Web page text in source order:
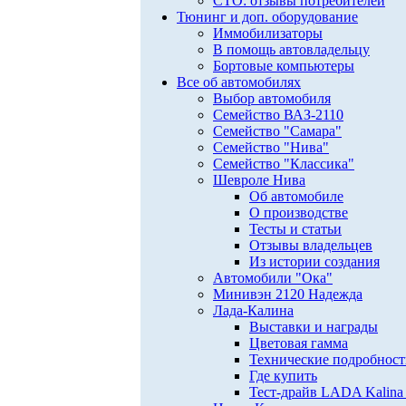
Тюнинг и доп. оборудование
Иммобилизаторы
В помощь автовладельцу
Бортовые компьютеры
Все об автомобилях
Выбор автомобиля
Семейство ВАЗ-2110
Семейство "Самара"
Семейство "Нива"
Семейство "Классика"
Шевроле Нива
Об автомобиле
О производстве
Тесты и статьи
Отзывы владельцев
Из истории создания
Автомобили "Ока"
Минивэн 2120 Надежда
Лада-Калина
Выставки и награды
Цветовая гамма
Технические
Где купить
Тест-драйв LADA Kalina